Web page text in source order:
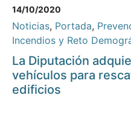
14/10/2020
Noticias, Portada,
Incendios y Reto
La Diputación
vehículos para
edificios